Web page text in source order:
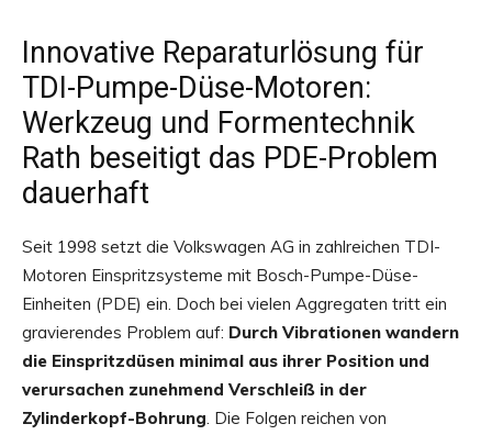
Innovative Reparaturlösung für
TDI-Pumpe-Düse-Motoren:
Werkzeug und Formentechnik
Rath beseitigt das PDE-Problem
dauerhaft
Seit 1998 setzt die Volkswagen AG in zahlreichen TDI-
Motoren Einspritzsysteme mit Bosch-Pumpe-Düse-
Einheiten (PDE) ein. Doch bei vielen Aggregaten tritt ein
gravierendes Problem auf: Durch Vibrationen wandern
die Einspritzdüsen minimal aus ihrer Position und
verursachen zunehmend Verschleiß in der
Zylinderkopf-Bohrung. Die Folgen reichen von